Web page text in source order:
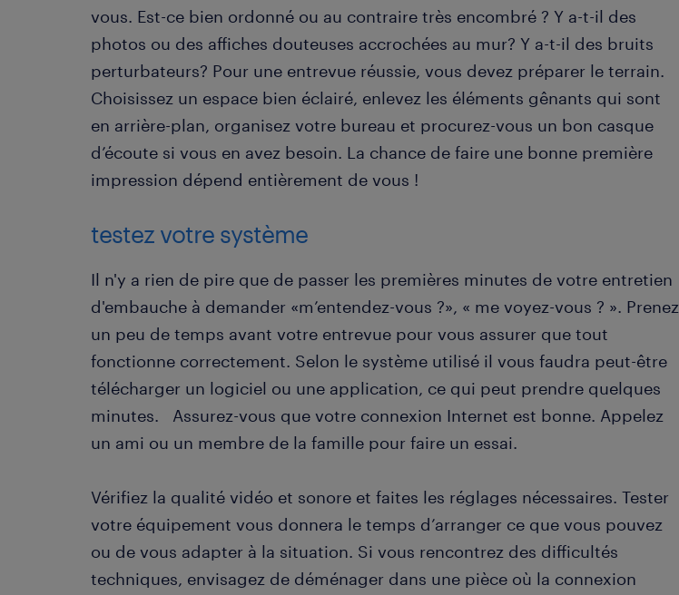
vous. Est-ce bien ordonné ou au contraire très encombré ? Y a-t-il des
photos ou des affiches douteuses accrochées au mur? Y a-t-il des bruits
perturbateurs? Pour une entrevue réussie, vous devez préparer le terrain.
Choisissez un espace bien éclairé, enlevez les éléments gênants qui sont
en arrière-plan, organisez votre bureau et procurez-vous un bon casque
d’écoute si vous en avez besoin. La chance de faire une bonne première
impression dépend entièrement de vous !
testez votre système
Il n'y a rien de pire que de passer les premières minutes de votre entretien
d'embauche à demander «m’entendez-vous ?», « me voyez-vous ? ». Prenez
un peu de temps avant votre entrevue pour vous assurer que tout
fonctionne correctement. Selon le système utilisé il vous faudra peut-être
télécharger un logiciel ou une application, ce qui peut prendre quelques
minutes. Assurez-vous que votre connexion Internet est bonne. Appelez
un ami ou un membre de la famille pour faire un essai.
Vérifiez la qualité vidéo et sonore et faites les réglages nécessaires. Tester
votre équipement vous donnera le temps d’arranger ce que vous pouvez
ou de vous adapter à la situation. Si vous rencontrez des difficultés
techniques, envisagez de déménager dans une pièce où la connexion